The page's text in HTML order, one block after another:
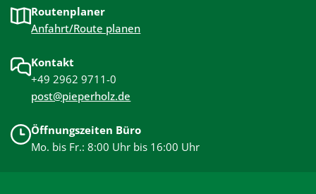
Routenplaner
Anfahrt/Route planen
Kontakt
+49 2962 9711-0
post@pieperholz.de
Öffnungszeiten Büro
Mo. bis Fr.: 8:00 Uhr bis 16:00 Uhr